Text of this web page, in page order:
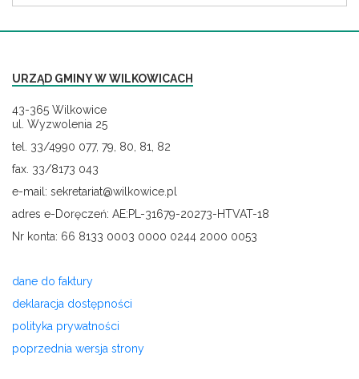
URZĄD GMINY W WILKOWICACH
43-365 Wilkowice
ul. Wyzwolenia 25
tel. 33/4990 077, 79, 80, 81, 82
fax. 33/8173 043
e-mail: sekretariat@wilkowice.pl
adres e-Doręczeń: AE:PL-31679-20273-HTVAT-18
Nr konta: 66 8133 0003 0000 0244 2000 0053
dane do faktury
deklaracja dostępności
polityka prywatności
poprzednia wersja strony